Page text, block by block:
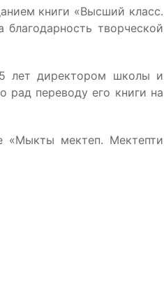
книги «Высший класс.
творческой
лет директором школы и
рад переводу его книги на
«Мыкты мектеп. Мектепти